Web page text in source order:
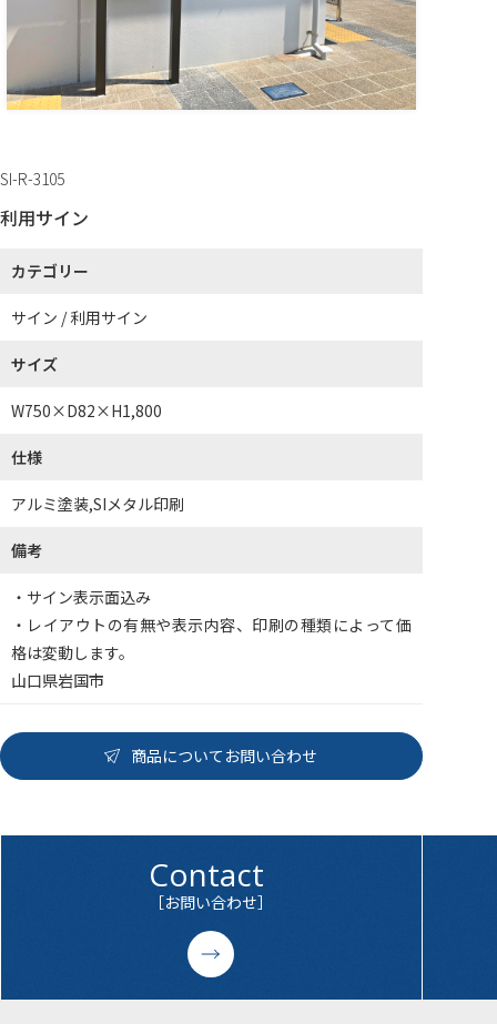
SI-R-3105
利用サイン
カテゴリー
サイン / 利用サイン
サイズ
W750×D82×H1,800
仕様
アルミ塗装,SIメタル印刷
備考
・サイン表示面込み
・レイアウトの有無や表示内容、印刷の種類によって価
格は変動します。
山口県岩国市
商品についてお問い合わせ
Contact
［お問い合わせ］